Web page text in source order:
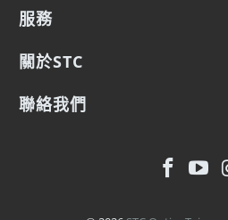
服務
關於STC
聯絡我們